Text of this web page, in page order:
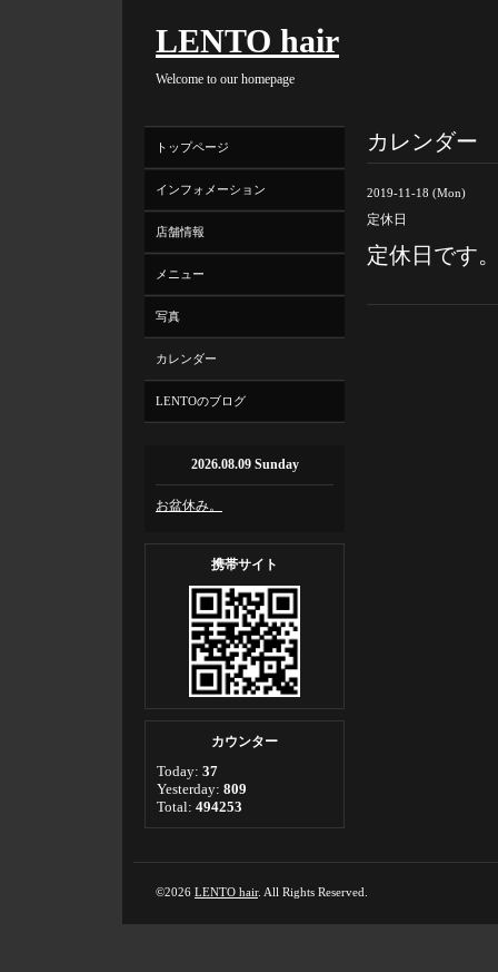
LENTO hair
Welcome to our homepage
カレンダー
2019-11-18 (Mon)
定休日
定休日です
トップページ
インフォメーション
店舗情報
メニュー
写真
カレンダー
LENTOのブログ
2026.08.09 Sunday
お盆休み。
携帯サイト
カウンター
Today: 37
Yesterday: 809
Total: 494253
©2026 LENTO hair. All Rights Reserved.